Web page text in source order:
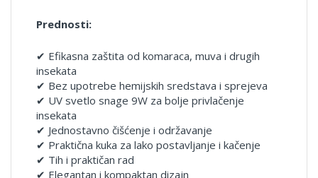
Prednosti:
✔ Efikasna zaštita od komaraca, muva i drugih
insekata
✔ Bez upotrebe hemijskih sredstava i sprejeva
✔ UV svetlo snage 9W za bolje privlačenje
insekata
✔ Jednostavno čišćenje i održavanje
✔ Praktična kuka za lako postavljanje i kačenje
✔ Tih i praktičan rad
✔ Elegantan i kompaktan dizajn